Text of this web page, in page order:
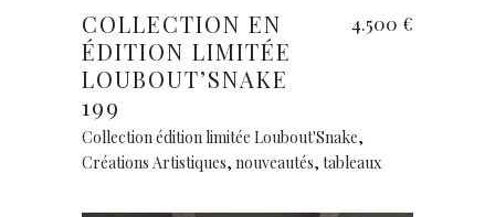
COLLECTION EN
ÉDITION LIMITÉE
LOUBOUT’SNAKE
199
4.500 €
Collection édition limitée Loubout'Snake,
Créations Artistiques, nouveautés, tableaux